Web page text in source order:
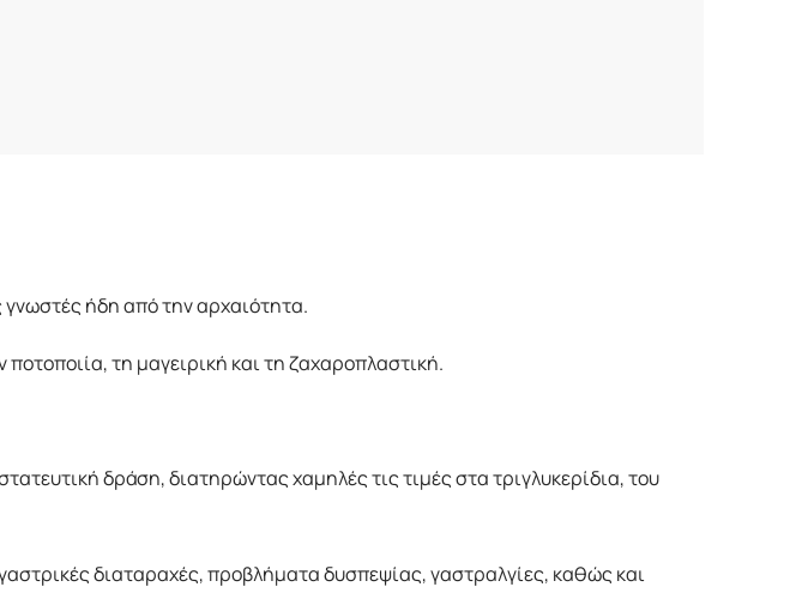
γνωστές ήδη από την αρχαιότητα.
τη μαγειρική και τη ζαχαροπλαστική.
δράση, διατηρώντας χαμηλές τις τιμές στα τριγλυκερίδια, του
διαταραχές, προβλήματα δυσπεψίας, γαστραλγίες, καθώς και